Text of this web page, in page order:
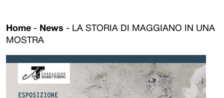
Home - News - LA STORIA DI MAGGIANO IN UNA
MOSTRA